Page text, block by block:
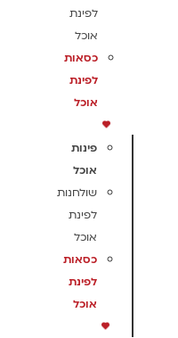
לפינת
אוכל
כסאות
לפינת
אוכל
פינות
אוכל
שולחנות
לפינת
אוכל
כסאות
לפינת
אוכל